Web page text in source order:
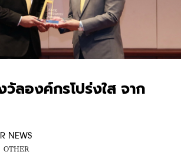
วัลองค์กรโปร่งใส จาก
NEWS
OTHER